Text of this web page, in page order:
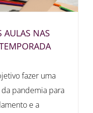
AULAS NAS
fazer uma
pandemia para
e a